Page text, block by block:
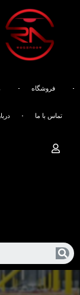
فروشگاه
تماس با ما